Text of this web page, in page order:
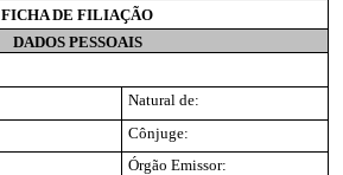
FICHA DE FILIAÇÃO
DADOS PESSOAIS
Natural de:
Cônjuge:
Órgão Emissor: